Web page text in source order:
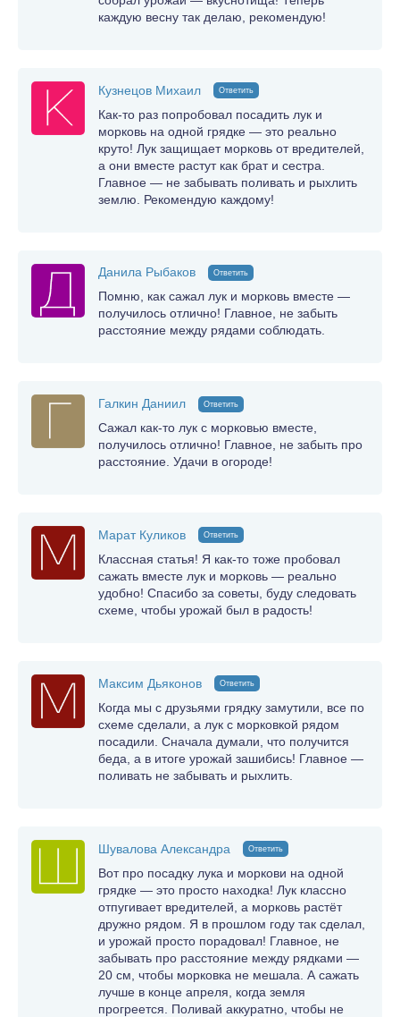
каждую весну так делаю, рекомендую!
Кузнецов Михаил Ответить
Как-то раз попробовал посадить лук и
морковь на одной грядке — это реально
круто! Лук защищает морковь от вредителей,
а они вместе растут как брат и сестра.
Главное — не забывать поливать и рыхлить
землю. Рекомендую каждому!
Данила Рыбаков Ответить
Помню, как сажал лук и морковь вместе —
получилось отлично! Главное, не забыть
расстояние между рядами соблюдать.
Галкин Даниил Ответить
Сажал как-то лук с морковью вместе,
получилось отлично! Главное, не забыть про
расстояние. Удачи в огороде!
Марат Куликов Ответить
Классная статья! Я как-то тоже пробовал
сажать вместе лук и морковь — реально
удобно! Спасибо за советы, буду следовать
схеме, чтобы урожай был в радость!
Максим Дьяконов Ответить
Когда мы с друзьями грядку замутили, все по
схеме сделали, а лук с морковкой рядом
посадили. Сначала думали, что получится
беда, а в итоге урожай зашибись! Главное —
поливать не забывать и рыхлить.
Шувалова Александра Ответить
Вот про посадку лука и моркови на одной
грядке — это просто находка! Лук классно
отпугивает вредителей, а морковь растёт
дружно рядом. Я в прошлом году так сделал,
и урожай просто порадовал! Главное, не
забывать про расстояние между рядками —
20 см, чтобы морковка не мешала. А сажать
лучше в конце апреля, когда земля
прогреется. Поливай аккуратно, чтобы не